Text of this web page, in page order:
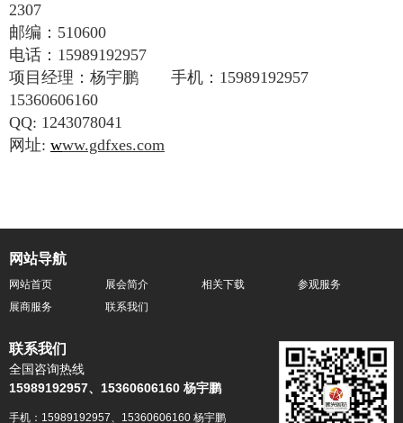
2307
邮编： 510600
电话： 15989192957
项目经理：杨宇鹏 手机： 15989192957
15360606160
QQ: 1243078041
网址: www.gdfxes.com
网站导航
网站首页 展会简介 相关下载
参观服务
展商服务
联系我们
联系我们
全国咨询热线
15989192957、15360606160 杨宇鹏
手机：15989192957、15360606160 杨宇鹏